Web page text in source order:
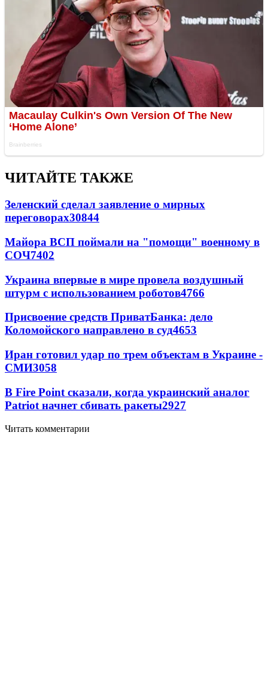
ЧИТАЙТЕ ТАКЖЕ
Зеленский сделал заявление о мирных
переговорах30844
Майора ВСП поймали на "помощи" военному в
СОЧ7402
Украина впервые в мире провела воздушный
штурм с использованием роботов4766
Присвоение средств ПриватБанка: дело
Коломойского направлено в суд4653
Иран готовил удар по трем объектам в Украине -
СМИ3058
В Fire Point сказали, когда украинский аналог
Patriot начнет сбивать ракеты2927
Читать комментарии